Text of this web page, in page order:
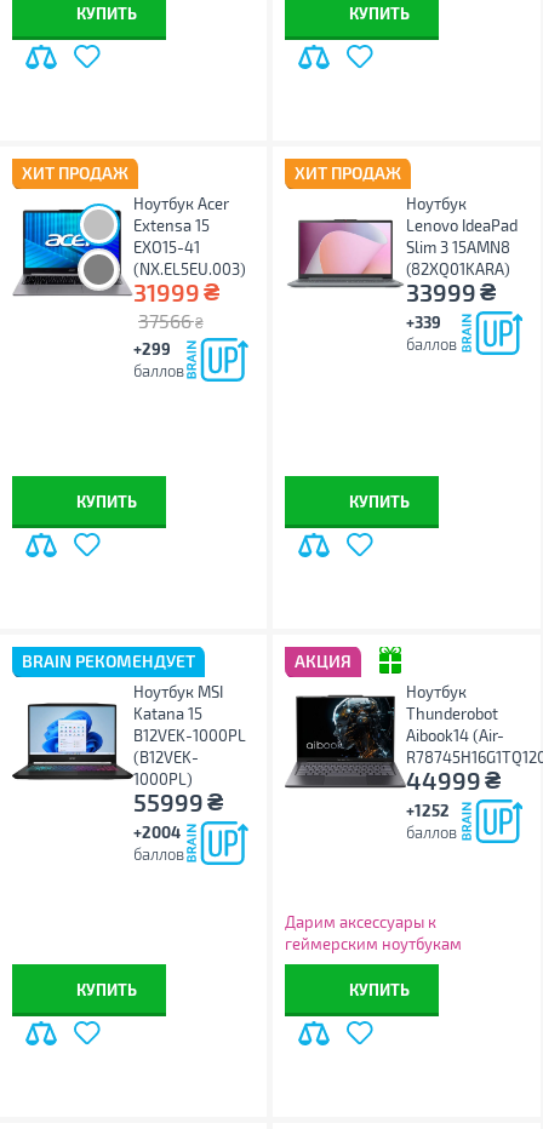
КУПИТЬ КУПИТЬ
ХИТ ПРОДАЖ
Ноутбук Acer
Extensa 15
EXO15-41
(NX.EL5EU.003)
31999₴
37566 ₴
+299
баллов
КУПИТЬ
ХИТ ПРОДАЖ
Ноутбук
Lenovo IdeaPad
Slim 3 15AMN8
(82XQ01KARA)
33999₴
+339
баллов
КУПИТЬ
BRAIN РЕКОМЕНДУЕТ
Ноутбук MSI
Katana 15
B12VEK-1000PL
(B12VEK-
1000PL)
55999₴
+2004
баллов
КУПИТЬ
АКЦИЯ
Ноутбук
Thunderobot
Aibook14 (Air-
44999₴
+1252
баллов
Дарим аксессуары к
геймерским ноутбукам
Thunderobot!
КУПИТЬ